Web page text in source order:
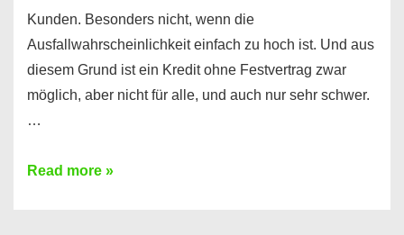
Kunden. Besonders nicht, wenn die
Ausfallwahrscheinlichkeit einfach zu hoch ist. Und aus
diesem Grund ist ein Kredit ohne Festvertrag zwar
möglich, aber nicht für alle, und auch nur sehr schwer.
…
Ist
Read more »